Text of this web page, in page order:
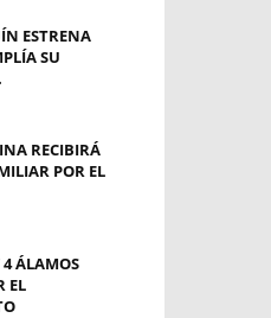
ESTRENA
SU
RECIBIRÁ
POR EL
ÁLAMOS
EL